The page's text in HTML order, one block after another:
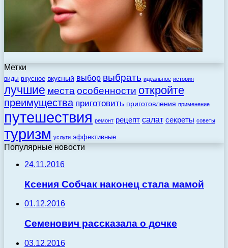
Метки
виды вкусное вкусный выбор выбрать идеальное история
лучшие места особенности откройте
преимущества приготовить приготовления применение
путешествия ремонт рецепт салат секреты советы
туризм услуги эффективные
Популярные новости
24.11.2016
Ксения Собчак наконец стала мамой
01.12.2016
Семенович рассказала о дочке
03.12.2016